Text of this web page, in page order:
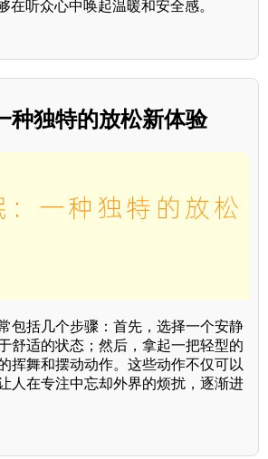
在听众心中唤起温暖和安全感。
种独特的放松新体验
包括几个步骤：首先，选择一个安静
舒适的状态；然后，拿起一把轻型的
挥舞和摆动动作。这些动作不仅可以
人在专注中忘却外界的烦扰，逐渐进